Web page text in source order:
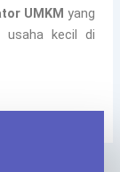
UMKM yang
usaha kecil di